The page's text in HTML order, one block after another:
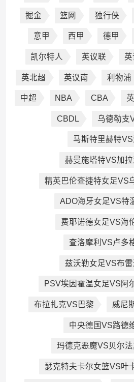
掘金 篮网 独行侠
意甲 西甲 德甲
凯尔特人 英议联 英
英北超 英议南 利物浦
中超 NBA CBA
CBDL 乌德勒支
马斯特里赫特
赫曼施塔特VS加
精英巴伦查捷特女足VS
ADO海牙女足VS特
费耶诺德女足VS海
查洛摩利VS卢多
兹沃勒女足VS布
PSV埃因霍温女足VS阿
布拉扎克VS巴黎 威尼
中央德国VS路德
玛德克恶魔VS贝尔法
瑟克特夫卡尔女篮VS叶